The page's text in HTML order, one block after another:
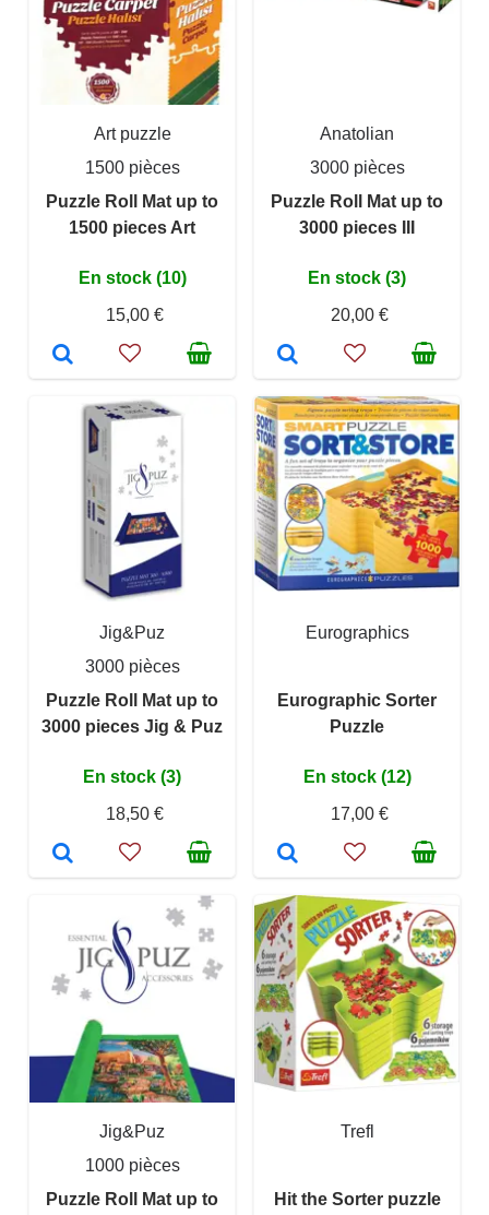
Art puzzle
1500 pièces
Puzzle Roll Mat up to
1500 pieces Art
En stock (10)
15,00 €
Anatolian
3000 pièces
Puzzle Roll Mat up to
3000 pieces III
En stock (3)
20,00 €
Jig&Puz
3000 pièces
Puzzle Roll Mat up to
3000 pieces Jig & Puz
En stock (3)
18,50 €
Eurographics
Eurographic Sorter
Puzzle
En stock (12)
17,00 €
Jig&Puz
1000 pièces
Puzzle Roll Mat up to
Trefl
Hit the Sorter puzzle